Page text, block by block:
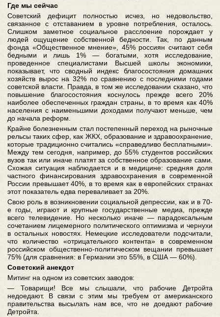
Где мы сейчас
Советский дефицит полностью исчез, но недовольство,
связанное с отставанием в уровне потребления, осталось.
Слишком заметное социальное расслоение порождает у
людей ощущение собственной бедности. Так, по данным
фонда «Общественное мнение», 45% россиян считают себя
бедными и лишь 1% — богатыми, хотя исследование,
проведенное специалистами Высшей школы экономики,
показывает, что сводный индекс благосостояния домашних
хозяйств вырос на 32% по сравнению с последними годами
советской власти. Правда, в том же исследовании сказано, что
повышение благосостояния коснулось прежде всего 20%
наиболее обеспеченных граждан страны, в то время как 40%
населения с наименьшими доходами получают меньше, чем
до начала реформ.
Крайне болезненным стал постепенный переход на рыночные
рельсы таких сфер, как ЖКХ, образование и здравоохранение,
которые традиционно считались «справедливо бесплатными».
Между тем сегодня, например, до 55% студентов российских
вузов так или иначе платят за собственное образование сами.
Схожая ситуация наблюдается и в медицине: средняя доля
частного финансирования здравоохранения в современной
России превышает 40%, в то время как в европейских странах
этот показатель едва переваливает за 20%.
Свою роль в возникновении социальной депрессии, как и в 70-
е годы, играют и крупные государственные медиа, прежде
всего телевидение. Но несколько иначе — парадоксальным
сочетанием лицемерного политического оптимизма и чернухи
в остальных новостях. Немецкие исследователи подсчитали,
что количество «отрицательного контента» в современном
российском общественно-политическом вещании превышает
75% (для сравнения: в Германии это 55%, в США — 60%).
Советский анекдот
Митинг на одном из советских заводов:
— Товарищи! Все мы слышали, что рабочие Детройта
недоедают. В связи с этим мы требуем от американского
правительства высылать нам все, что не доедают рабочие
Детройта.